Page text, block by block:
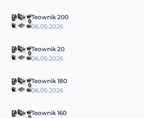
Teownik 200
06.05.2026
Teownik 20
06.05.2026
Teownik 180
06.05.2026
Teownik 160